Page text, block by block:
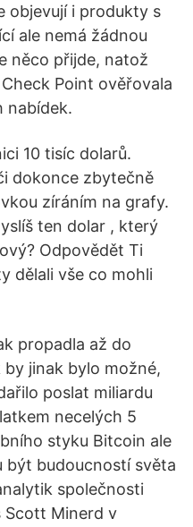
objevují i produkty s
ale nemá žádnou
něco přijde, natož
Point ověřovala
nabídek.
10 tisíc dolarů.
dokonce zbytečně
zíráním na grafy.
ten dolar , který
Odpovědět Ti
dělali vše co mohli
propadla až do
jinak bylo možné,
poslat miliardu
necelých 5
styku Bitcoin ale
být budoucností světa
společnosti
Scott Minerd v